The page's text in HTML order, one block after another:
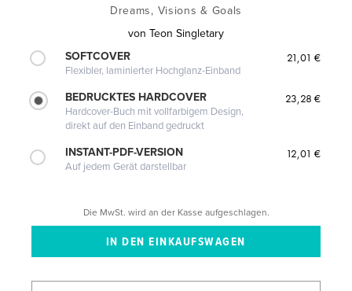
Dreams, Visions & Goals
von Teon Singletary
SOFTCOVER
Flexibler, laminierter Hochglanz-Einband
21,01 €
BEDRUCKTES HARDCOVER
Hardcover-Buch mit vollfarbigem Design,
direkt auf den Einband gedruckt
23,28 €
INSTANT-PDF-VERSION
Auf jedem Gerät darstellbar
12,01 €
Die MwSt. wird an der Kasse aufgeschlagen.